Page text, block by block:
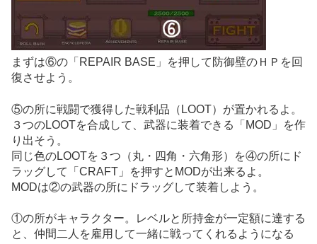
まずは⑥の「REPAIR BASE」を押して防御壁のＨＰを回
復させよう。
⑤の所に戦闘で獲得した戦利品（LOOT）が置かれるよ。
３つのLOOTを合成して、武器に装着できる「MOD」を作
り出そう。
同じ色のLOOTを３つ（丸・四角・六角形）を④の所にド
ラッグして「CRAFT」を押すとMODが出来るよ。
MODは②の武器の所にドラッグして装着しよう。
①の所がキャラクター。レベルと所持金が一定額に達する
と、仲間二人を雇用して一緒に戦ってくれるようになる